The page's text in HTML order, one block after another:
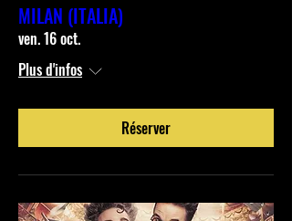
MILAN (ITALIA)
ven. 16 oct.
Plus d'infos
Réserver